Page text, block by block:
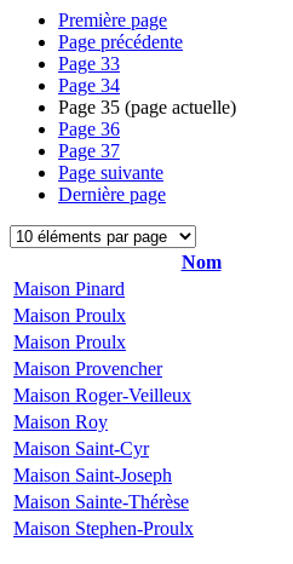
Première page
Page précédente
Page 33
Page 34
Page 35 (page actuelle)
Page 36
Page 37
Page suivante
Dernière page
Nom
Maison Pinard
Maison Proulx
Maison Proulx
Maison Provencher
Maison Roger-Veilleux
Maison Roy
Maison Saint-Cyr
Maison Saint-Joseph
Maison Sainte-Thérèse
Maison Stephen-Proulx